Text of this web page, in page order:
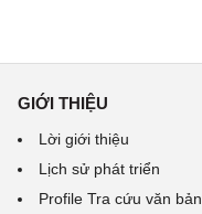
GIỚI THIỆU
Lời giới thiệu
Lịch sử phát triển
Profile Tra cứu văn bản